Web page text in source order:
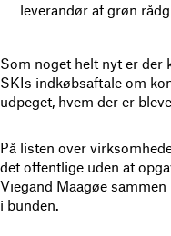
leverandør af grøn
Som noget helt nyt er der
SKIs indkøbsaftale om
udpeget, hvem der er
På listen over
det offentlige uden at
Viegand Maagøe
i bunden.